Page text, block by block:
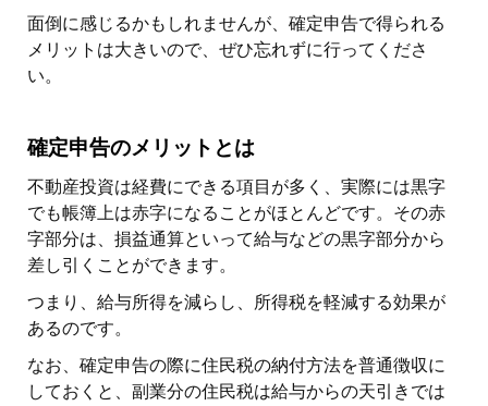
面倒に感じるかもしれませんが、確定申告で得られる
メリットは大きいので、ぜひ忘れずに行ってくださ
い。
確定申告のメリットとは
不動産投資は経費にできる項目が多く、実際には黒字
でも帳簿上は赤字になることがほとんどです。その赤
字部分は、損益通算といって給与などの黒字部分から
差し引くことができます。
つまり、給与所得を減らし、所得税を軽減する効果が
あるのです。
なお、確定申告の際に住民税の納付方法を普通徴収に
しておくと、副業分の住民税は給与からの天引きでは